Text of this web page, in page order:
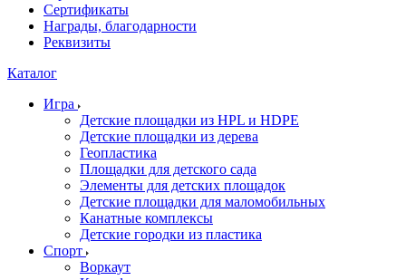
Сертификаты
Награды, благодарности
Реквизиты
Каталог
Игра
Детские площадки из HPL и HDPE
Детские площадки из дерева
Геопластика
Площадки для детского сада
Элементы для детских площадок
Детские площадки для маломобильных
Канатные комплексы
Детские городки из пластика
Спорт
Воркаут